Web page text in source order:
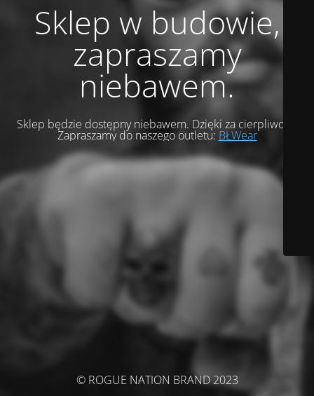
Sklep w budowie,
zapraszamy
niebawem.
Sklep będzie dostępny niebawem. Dzięki za cierpliwość.
Zapraszamy do naszego outletu: BŁWear
© ROGUE NATION BRAND 2023